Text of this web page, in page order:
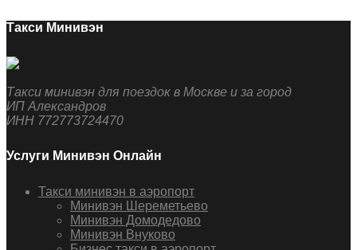
Такси Минивэн
Такси минивэн для поездок в Москве и за город
ИП Александров
ИНН 772773724470
Услуги Минивэн Онлайн
Такси минивэн в аэропорт
Минивэн Шереметьево
Минивэн Домодедово
Минивэн Внуково